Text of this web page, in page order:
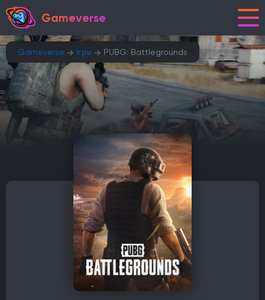
Gameverse
Gameverse Ігри PUBG: Battlegrounds